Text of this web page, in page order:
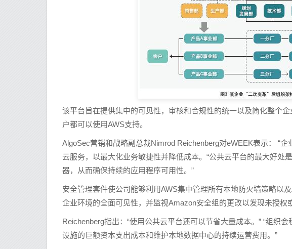
该平台旨在提供集中的可见性，审核和合规性的统一以及简化整个
户都可以使用AWS支持。
AlgoSec营销和战略副总裁Nimrod Reichenberg对eWEEK表示： “
云服务，以最大化业务敏捷性并降低成本。“公共云平台的最大好处
器，从而确保持续的应用程序可用性。”
安全管理套件使公司能够利用AWS集中管理所有本地防火墙策略以
企业环境的全面可见性，并监视Amazon安全组的更改以发现未授权
Reichenberg指出：“使用公共云平台还可以节省大量成本。” “组织
设施的巨额资本支出成本和维护本地数据中心的持续运营费用。”